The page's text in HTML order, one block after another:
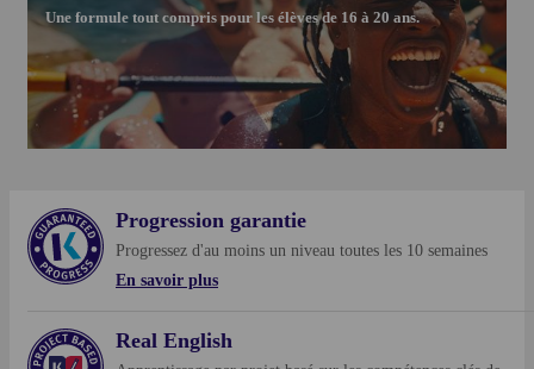
Une formule tout compris pour les élèves de 16 à 20 ans.
Progression garantie
Progressez d'au moins un niveau toutes les 10 semaines
En savoir plus
En savoir plusReal English